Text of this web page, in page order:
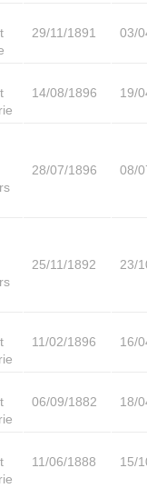
29/11/1891 03/
14/08/1896 19/
28/07/1896 08/
25/11/1892 23/
11/02/1896 16/
06/09/1882 18/
11/06/1888 15/